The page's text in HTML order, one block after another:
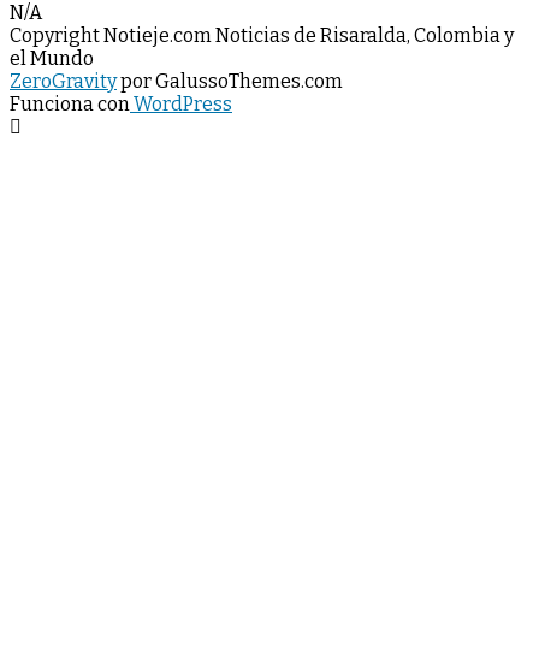
N/A
Copyright Notieje.com Noticias de Risaralda, Colombia y
el Mundo
ZeroGravitypor GalussoThemes.com
Funciona conWordPress